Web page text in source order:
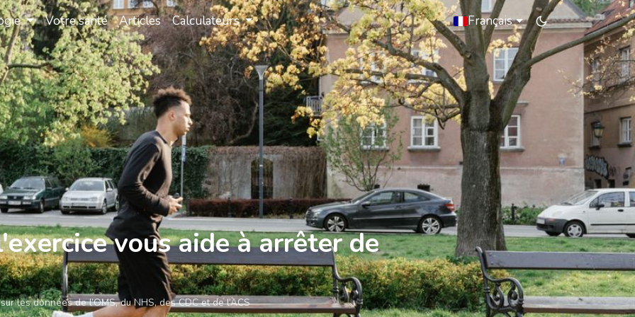
Votre santé Articles Calculateurs Français
vous aide à arrêter de
les données de l’OMS, du NHS, des CDC et de l’ACS